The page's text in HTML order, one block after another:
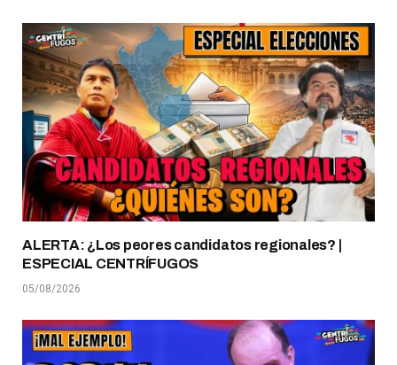
ALERTA: ¿Los peores candidatos regionales? |
ESPECIAL CENTRÍFUGOS
05/08/2026